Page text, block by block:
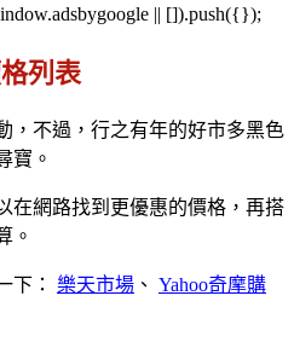
|| []).push({});
列表
，不過，行之有年的好市多黑色
寶。
在網路找到更優惠的價格，再搭
。
下： 樂天市場 、 Yahoo奇摩購